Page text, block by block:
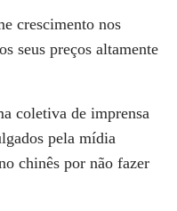
crescimento nos
seus preços altamente
coletiva de imprensa
pela mídia
chinês por não fazer